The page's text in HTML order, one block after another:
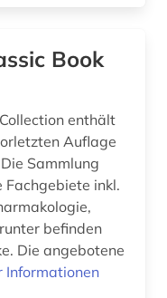
(1)
Book
enthält
Auflage
Sammlung
Fachgebiete inkl.
befinden
Die angebotene
Informationen